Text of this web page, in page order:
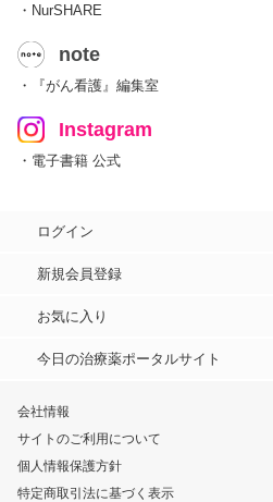
・NurSHARE
note
・『がん看護』編集室
Instagram
・電子書籍 公式
ログイン
新規会員登録
お気に入り
今日の治療薬ポータルサイト
会社情報
サイトのご利用について
個人情報保護方針
特定商取引法に基づく表示